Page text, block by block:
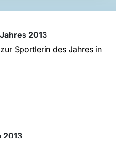
2013
Sportlerin des Jahres in
2013